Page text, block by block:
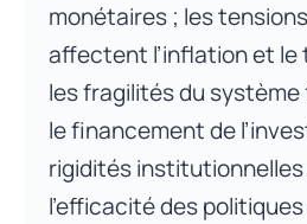
monétaires ; les
affectent l’inflation et le
les fragilités du
le financement de
rigidités
l’efficacité des